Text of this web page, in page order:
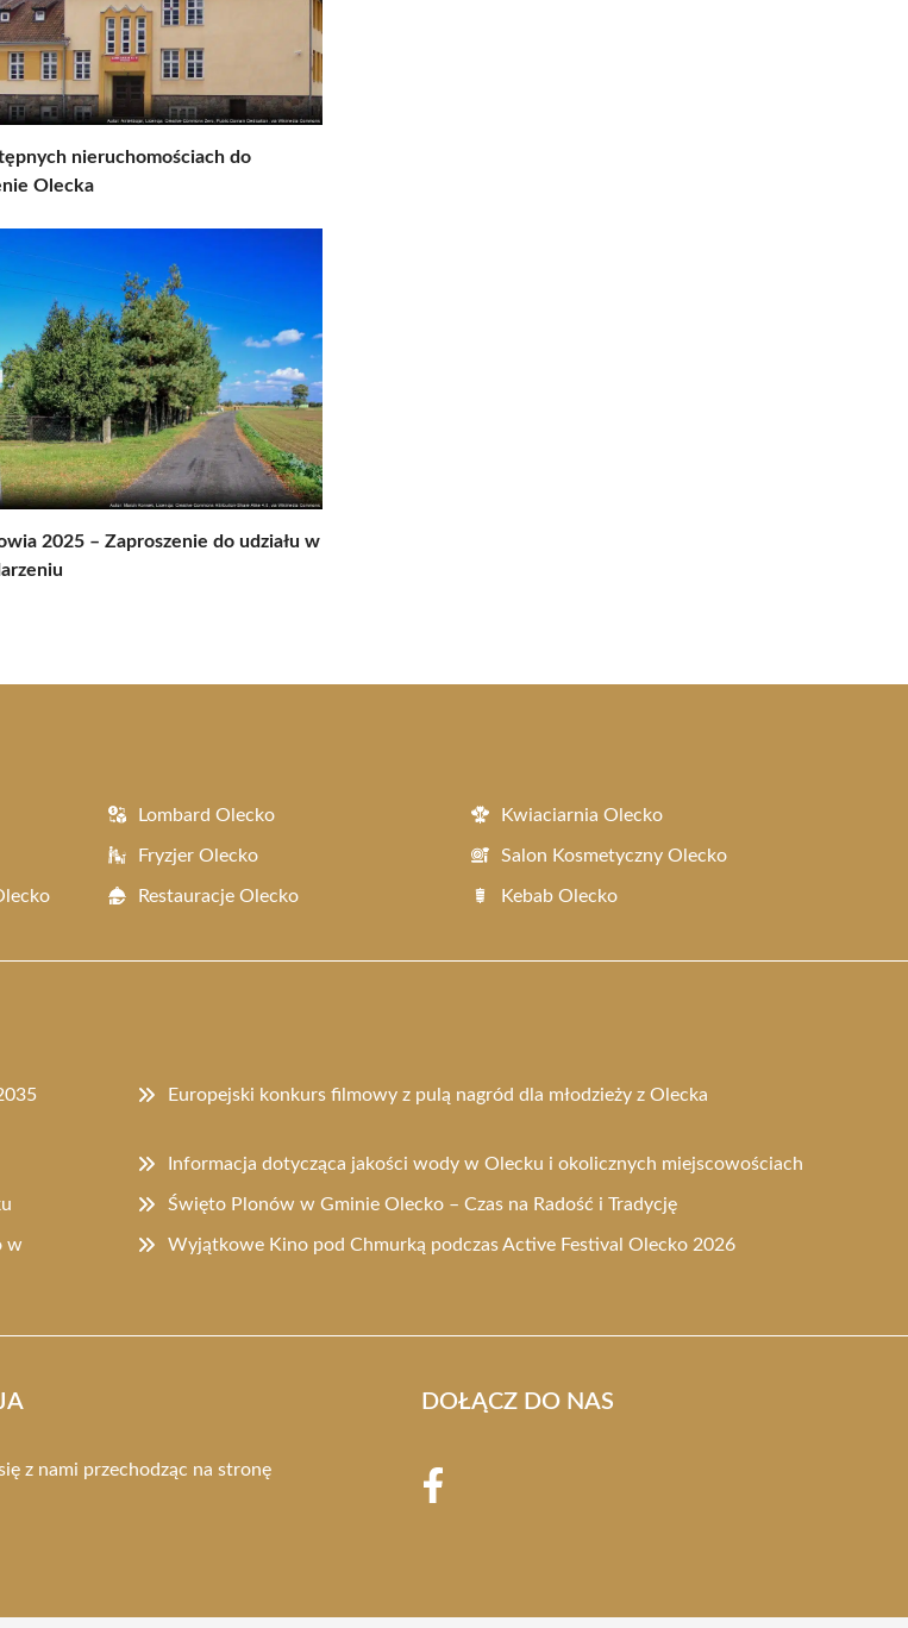
nieruchomościach do
Olecka
2025 – Zaproszenie do udziału w
Lombard Olecko Kwiaciarnia Olecko
Fryzjer Olecko Salon Kosmetyczny Olecko
Restauracje Olecko Kebab Olecko
Europejski konkurs filmowy z pulą nagród dla młodzieży z Olecka
Informacja dotycząca jakości wody w Olecku i okolicznych miejscowościach
Święto Plonów w Gminie Olecko – Czas na Radość i Tradycję
w
Wyjątkowe Kino pod Chmurką podczas Active Festival Olecko 2026
z nami przechodząc na stronę
DOŁĄCZ DO NAS